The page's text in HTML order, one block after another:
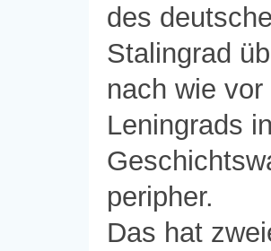
des
Stalingrad
nach wie
Leningrads
peripher.
Das hat